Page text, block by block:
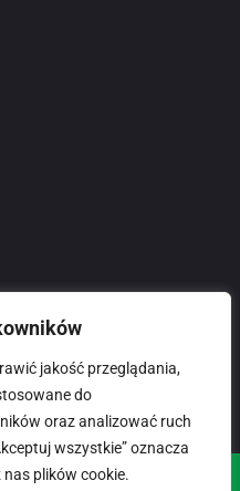
jakość przeglądania,
do
oraz analizować ruch
wszystkie” oznacza
plików cookie.